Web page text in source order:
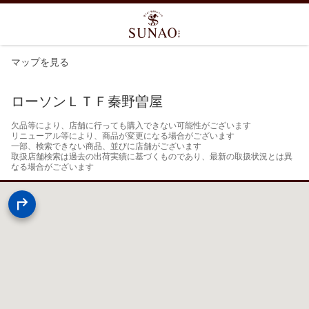
マップを見る
ローソンＬＴＦ秦野曽屋
欠品等により、店舗に行っても購入できない可能性がございます
リニューアル等により、商品が変更になる場合がございます
一部、検索できない商品、並びに店舗がございます
取扱店舗検索は過去の出荷実績に基づくものであり、最新の取扱状況とは異
なる場合がございます